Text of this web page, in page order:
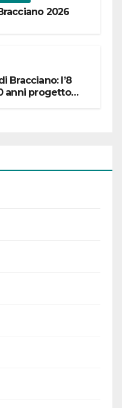
2026
Bracciano: l’8
anni progetto